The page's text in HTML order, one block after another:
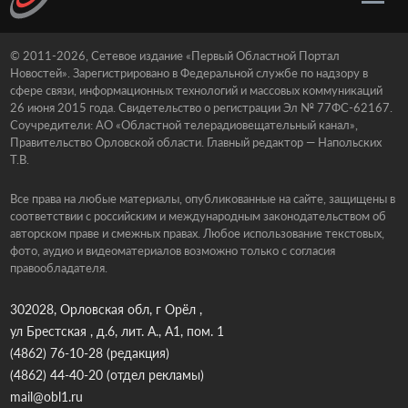
© 2011-2026, Сетевое издание «Первый Областной Портал
Новостей». Зарегистрировано в Федеральной службе по надзору в
сфере связи, информационных технологий и массовых коммуникаций
26 июня 2015 года. Свидетельство о регистрации Эл № 77ФС-62167.
Соучредители: АО «Областной телерадиовещательный канал»,
Правительство Орловской области. Главный редактор — Напольских
Т.В.
Все права на любые материалы, опубликованные на сайте, защищены в
соответствии с российским и международным законодательством об
авторском праве и смежных правах. Любое использование текстовых,
фото, аудио и видеоматериалов возможно только с согласия
правообладателя.
302028, Орловская обл, г Орёл ,
ул Брестская , д.6, лит. А., А1, пом. 1
(4862) 76-10-28(редакция)
(4862) 44-40-20(отдел рекламы)
mail@obl1.ru